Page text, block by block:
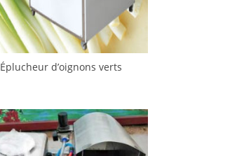
Éplucheur d’oignons verts